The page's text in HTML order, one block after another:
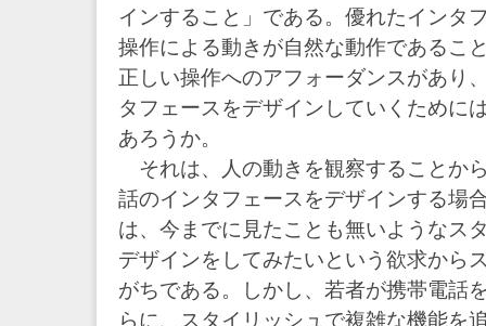
インすること」である。優れたインタ
操作による動きが自然な動作であるこ
正しい操作へのアフォーダンスがあり
タフェースをデザインしていくために
あろうか。
それは、人の動きを観察することか
話のインタフェースをデザインする場
は、今までに見たことも無いようなス
デザインをしてみたいという欲求から
がちである。しかし、若者が携帯電話
らに、スタイリッシュで複雑な機能を